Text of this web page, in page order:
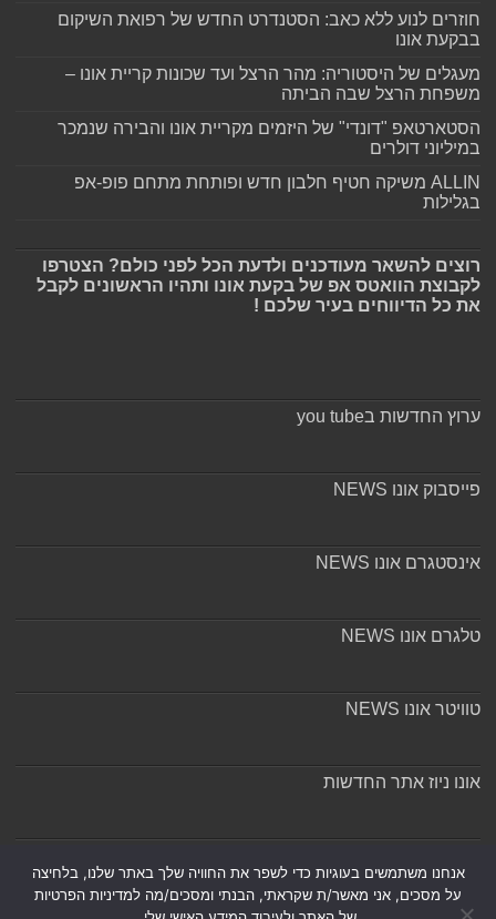
חוזרים לנוע ללא כאב: הסטנדרט החדש של רפואת השיקום
בבקעת אונו
מעגלים של היסטוריה: מהר הרצל ועד שכונות קריית אונו –
משפחת הרצל שבה הביתה
הסטארטאפ "דונדי" של היזמים מקריית אונו והבירה שנמכר
במיליוני דולרים
ALLIN משיקה חטיף חלבון חדש ופותחת מתחם פופ-אפ
בגלילות
רוצים להשאר מעודכנים ולדעת הכל לפני כולם? הצטרפו
לקבוצת הוואטס אפ של בקעת אונו ותהיו הראשונים לקבל
את כל הדיווחים בעיר שלכם !
ערוץ החדשות בyou tube
פייסבוק אונו NEWS
אינסטגרם אונו NEWS
טלגרם אונו NEWS
טוויטר אונו NEWS
אונו ניוז אתר החדשות
אנחנו משתמשים בעוגיות כדי לשפר את החוויה שלך באתר שלנו, בלחיצה
על מסכים, אני מאשר/ת שקראתי, הבנתי ומסכים/מה למדיניות הפרטיות